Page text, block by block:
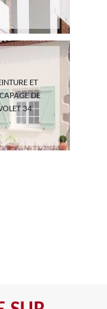
ET
DE
34